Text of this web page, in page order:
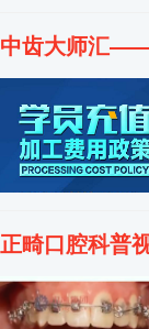
中齿大师汇
正畸口腔科普